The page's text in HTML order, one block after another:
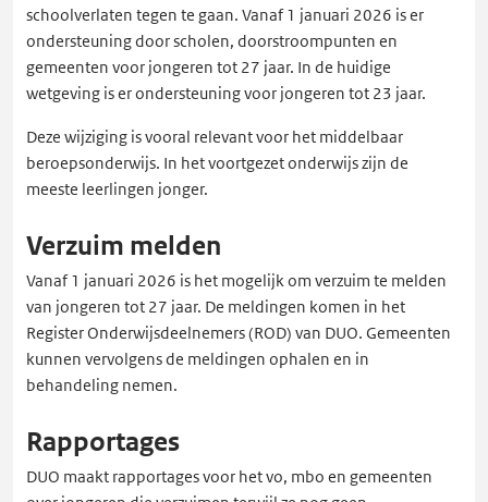
schoolverlaten tegen te gaan. Vanaf 1 januari 2026 is er
ondersteuning door scholen, doorstroompunten en
gemeenten voor jongeren tot 27 jaar. In de huidige
wetgeving is er ondersteuning voor jongeren tot 23 jaar.
Deze wijziging is vooral relevant voor het middelbaar
beroepsonderwijs. In het voortgezet onderwijs zijn de
meeste leerlingen jonger.
Verzuim melden
Vanaf 1 januari 2026 is het mogelijk om verzuim te melden
van jongeren tot 27 jaar. De meldingen komen in het
Register Onderwijsdeelnemers (ROD) van DUO. Gemeenten
kunnen vervolgens de meldingen ophalen en in
behandeling nemen.
Rapportages
DUO maakt rapportages voor het vo, mbo en gemeenten